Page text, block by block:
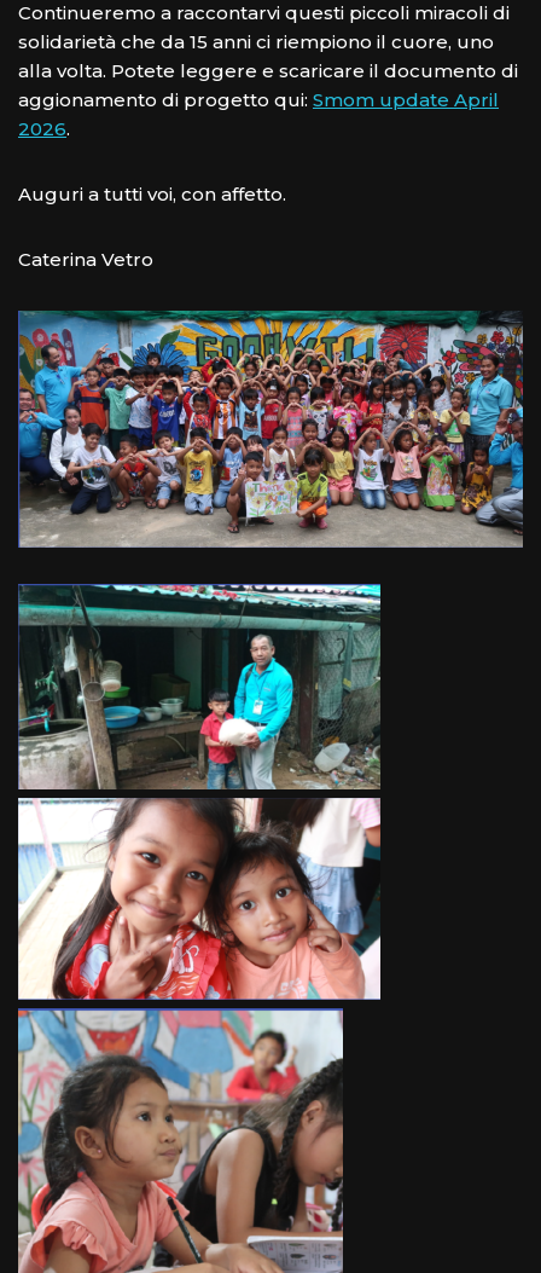
Continueremo a raccontarvi questi piccoli miracoli di
solidarietà che da 15 anni ci riempiono il cuore, uno
alla volta. Potete leggere e scaricare il documento di
aggionamento di progetto qui: Smom update April
2026.
Auguri a tutti voi, con affetto.
Caterina Vetro